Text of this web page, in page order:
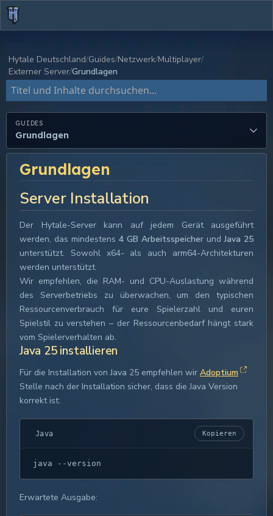
Hytale Deutschland Guides Netzwerk Multiplayer
Externer Server Grundlagen
Dokumentation durchsuchen
GUIDES
Grundlagen
Grundlagen
Server Installation
Der Hytale-Server kann auf jedem Gerät ausgeführt
werden, das mindestens 4 GB Arbeitsspeicher undJava 25
unterstützt. Sowohl x64- als auch arm64-Architekturen
werden unterstützt.
Wir empfehlen, die RAM- und CPU-Auslastung während
des Serverbetriebs zu überwachen, um den typischen
Ressourcenverbrauch für eure Spielerzahl und euren
Spielstil zu verstehen – der Ressourcenbedarf hängt stark
vom Spielerverhalten ab.
Java 25 installieren
Für die Installation von Java 25 empfehlen wir Adoptium
Stelle nach der Installation sicher, dass die Java Version
korrekt ist:
Java Kopieren
java --version
Erwartete Ausgabe: